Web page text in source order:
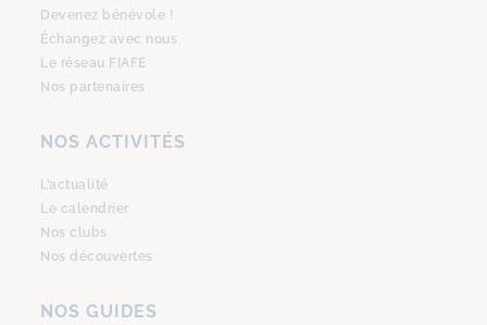
Devenez bénévole !
Échangez avec nous
Le réseau FIAFE
Nos partenaires
NOS ACTIVITÉS
L’actualité
Le calendrier
Nos clubs
Nos découvertes
NOS GUIDES